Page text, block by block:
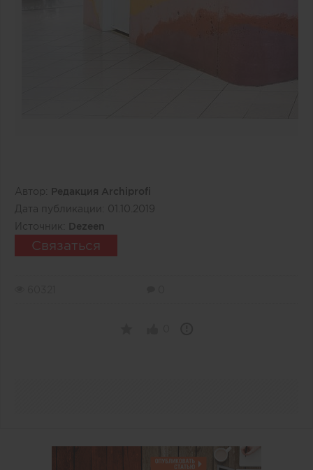
Автор:
Редакция Archiprofi
Дата публикации: 01.10.2019
Источник:
Dezeen
Связаться